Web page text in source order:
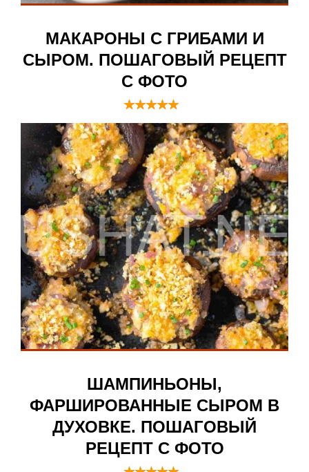
МАКАРОНЫ С ГРИБАМИ И
СЫРОМ. ПОШАГОВЫЙ РЕЦЕПТ
С ФОТО
ШАМПИНЬОНЫ,
ФАРШИРОВАННЫЕ СЫРОМ В
ДУХОВКЕ. ПОШАГОВЫЙ
РЕЦЕПТ С ФОТО